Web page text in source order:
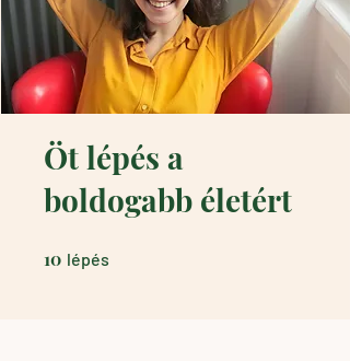
Öt lépés a
boldogabb életért
10 lépés